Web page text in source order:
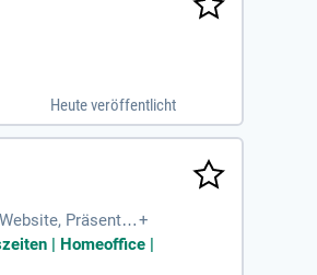
Heute veröffentlicht
Präsentat+
| Homeoffice |